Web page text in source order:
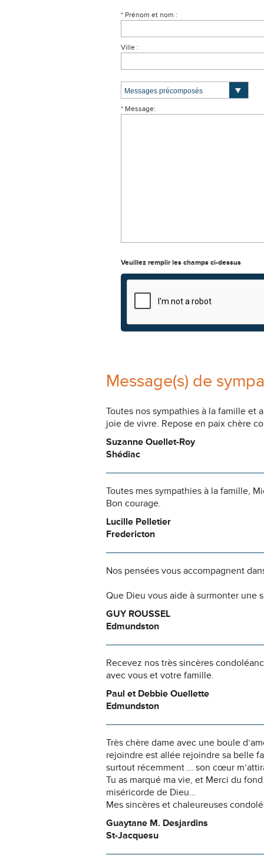
* Prénom et nom :
Ville :
* Message:
Veuillez remplir les champs ci-dessus
Message(s) de
Toutes nos sympathies à la famille et
joie de vivre. Repose en paix chère
Suzanne Ouellet-Roy
Shédiac
Toutes mes sympathies à la famille,
Bon courage.
Lucille Pelletier
Fredericton
Nos pensées vous accompagnent
Que Dieu vous aide à surmonter une
GUY ROUSSEL
Edmundston
Recevez nos très sincères
avec vous et votre famille.
Paul et Debbie Ouellette
Edmundston
Très chère dame avec une boule
rejoindre est allée rejoindre sa belle
surtout récemment … son cœur
Tu as marqué ma vie, et Merci du
miséricorde de Dieu…
Mes sincères et chaleureuses
Guaytane M. Desjardins
St-Jacquesu